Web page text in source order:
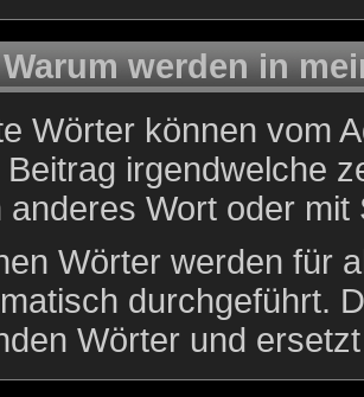
Warum werden in
Wörter können vom
irgendwelche
anderes Wort oder
Wörter werden für
durchgeführt.
Wörter und